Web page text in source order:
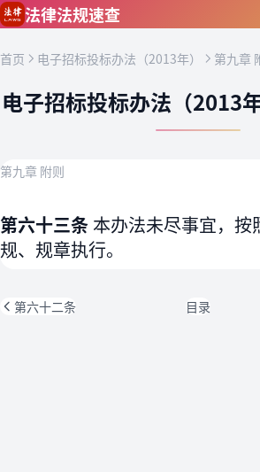
跳到主要内容
法律法规速查
首页 电子招标投标办法（2013年） 第九章
电子招标投标办法（2013年
第九章 附则
第六十三条 本办法未尽事宜，按
规、规章执行。
第六十二条 目录